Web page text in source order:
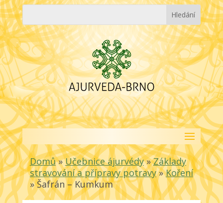
Domů»Učebnice ájurvédy»Základy
stravování a přípravy potravy»Koření
»Šafrán – Kumkum